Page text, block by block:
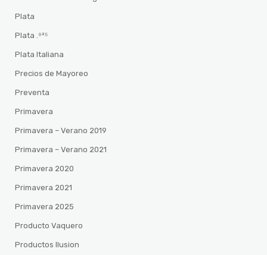
Plata
Plata .⁹²⁵
Plata Italiana
Precios de Mayoreo
Preventa
Primavera
Primavera – Verano 2019
Primavera – Verano 2021
Primavera 2020
Primavera 2021
Primavera 2025
Producto Vaquero
Productos Ilusion